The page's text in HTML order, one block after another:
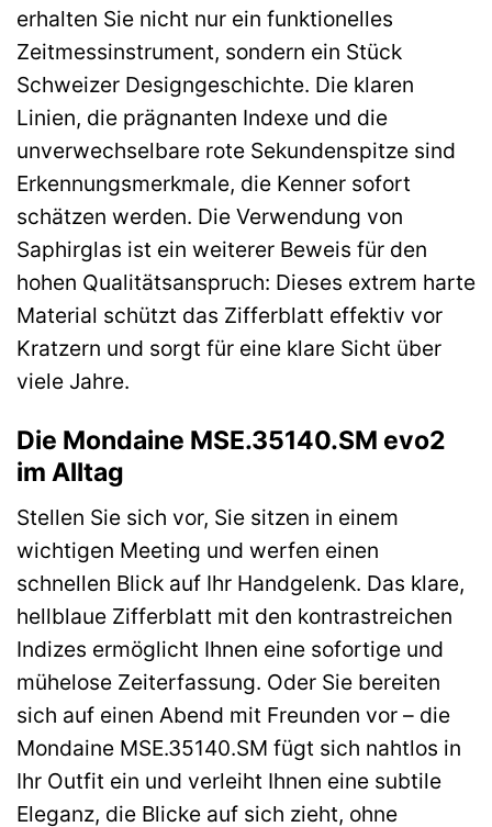
erhalten Sie nicht nur ein funktionelles
Zeitmessinstrument, sondern ein Stück
Schweizer Designgeschichte. Die klaren
Linien, die prägnanten Indexe und die
unverwechselbare rote Sekundenspitze sind
Erkennungsmerkmale, die Kenner sofort
schätzen werden. Die Verwendung von
Saphirglas ist ein weiterer Beweis für den
hohen Qualitätsanspruch: Dieses extrem harte
Material schützt das Zifferblatt effektiv vor
Kratzern und sorgt für eine klare Sicht über
viele Jahre.
Die Mondaine MSE.35140.SM evo2
im Alltag
Stellen Sie sich vor, Sie sitzen in einem
wichtigen Meeting und werfen einen
schnellen Blick auf Ihr Handgelenk. Das klare,
hellblaue Zifferblatt mit den kontrastreichen
Indizes ermöglicht Ihnen eine sofortige und
mühelose Zeiterfassung. Oder Sie bereiten
sich auf einen Abend mit Freunden vor – die
Mondaine MSE.35140.SM fügt sich nahtlos in
Ihr Outfit ein und verleiht Ihnen eine subtile
Eleganz, die Blicke auf sich zieht, ohne